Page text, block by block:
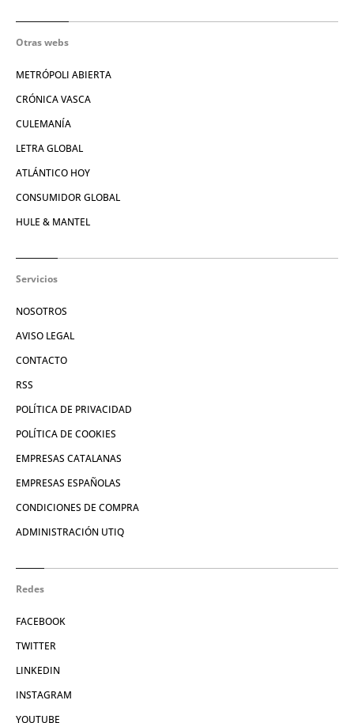
Otras webs
METRÓPOLI ABIERTA
CRÓNICA VASCA
CULEMANÍA
LETRA GLOBAL
ATLÁNTICO HOY
CONSUMIDOR GLOBAL
HULE & MANTEL
Servicios
NOSOTROS
AVISO LEGAL
CONTACTO
RSS
POLÍTICA DE PRIVACIDAD
POLÍTICA DE COOKIES
EMPRESAS CATALANAS
EMPRESAS ESPAÑOLAS
CONDICIONES DE COMPRA
ADMINISTRACIÓN UTIQ
Redes
FACEBOOK
TWITTER
LINKEDIN
INSTAGRAM
YOUTUBE